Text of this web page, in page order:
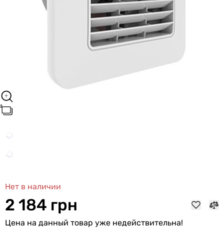
Нет в наличии
2 184 грн
Цена на данный товар уже недействительна!